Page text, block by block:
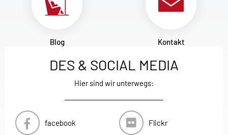
Blog Kontakt
DES & SOCIAL MEDIA
Hier sind wir unterwegs:
facebook Flickr